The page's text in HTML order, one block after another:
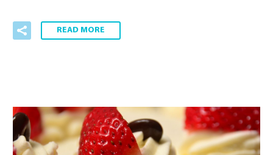
READ MORE